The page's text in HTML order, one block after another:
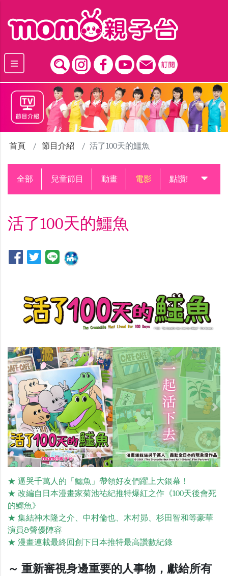
首頁 節目介紹 活了100天的鱷魚
全部 兒童節目 動畫 電影 點讚!升級中
活了100天的鱷魚
Previous
★ 逼哭千萬人的「鱷魚」帶領好友們躍上大銀幕！
★ 改編自日本漫畫家菊池祐紀推特爆紅之作《100天後會死
的鱷魚》
★ 集結神木隆之介、中村倫也、木村昴、杉田智和等豪華
演員&聲優陣容
★ 漫畫連載最終回創下日本推特最高讚數紀錄
～ 重新審視身邊重要的人事物，獻給所有